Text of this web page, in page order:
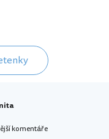
komentáře